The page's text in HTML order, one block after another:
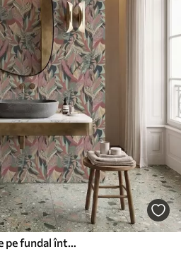
Frunze cu modele colorate pe fundal întunecat